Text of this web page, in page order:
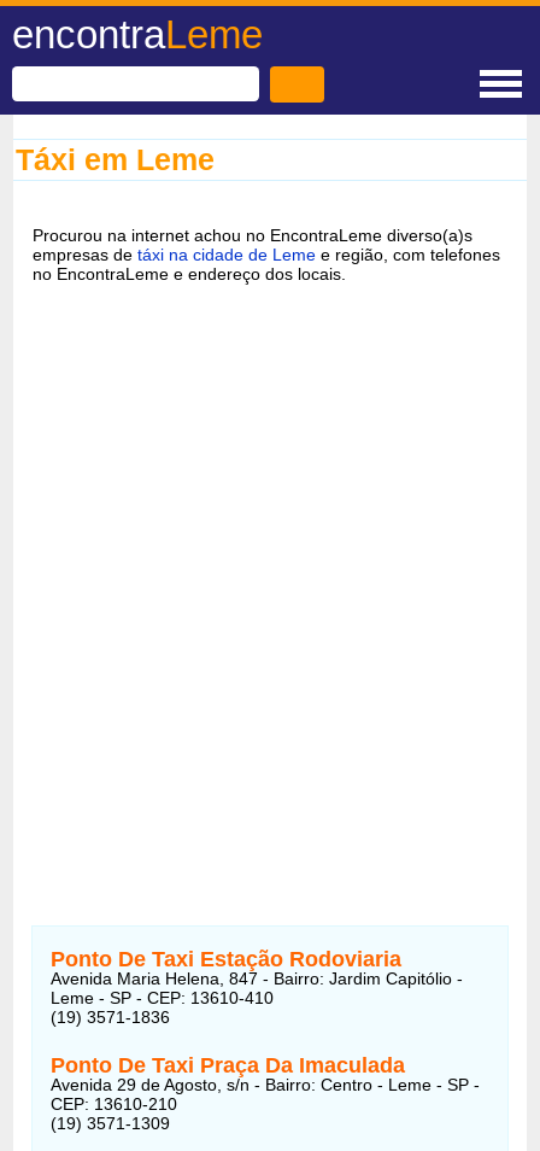
encontraLeme
Táxi em Leme
Procurou na internet achou no EncontraLeme diverso(a)s
empresas detáxi na cidade de Leme e região, com telefones
no EncontraLeme e endereço dos locais.
Ponto De Taxi Estação Rodoviaria
Avenida Maria Helena, 847 - Bairro: Jardim Capitólio -
Leme - SP - CEP: 13610-410
(19) 3571-1836
Ponto De Taxi Praça Da Imaculada
Avenida 29 de Agosto, s/n - Bairro: Centro - Leme - SP -
CEP: 13610-210
(19) 3571-1309